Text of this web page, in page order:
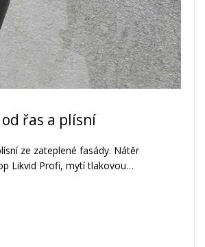
řas a plísní
ze zateplené fasády. Nátěr
Likvid Profi, mytí tlakovou…